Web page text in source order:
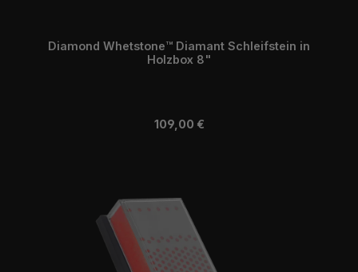
Diamond Whetstone™ Diamant Schleifstein in
Holzbox 8"
Regulärer Preis:
109,00 €